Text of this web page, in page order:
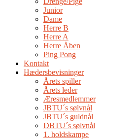
Junior
Dame
Herre B
Herre A
Herre Åben
Ping Pong
Kontakt
Hædersbevisninger
Årets spiller
Årets leder
Æresmedlemmer
JBTU´s sølvnål
JBTU´s guldnål
DBTU´s sølvnål
1. holdskampe